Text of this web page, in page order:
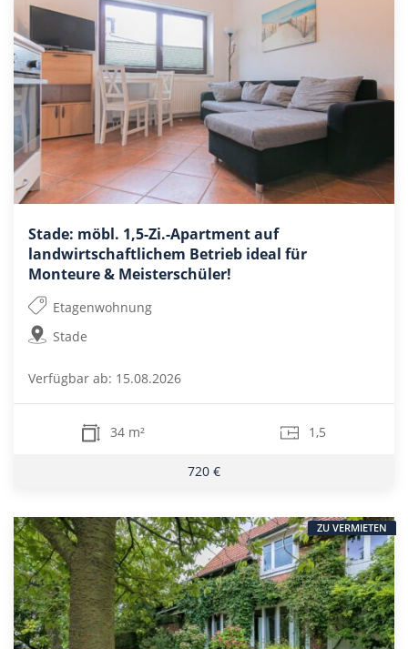
Stade: möbl. 1,5-Zi.-Apartment auf
landwirtschaftlichem Betrieb ideal für
Monteure & Meisterschüler!
Etagenwohnung
Stade
Verfügbar ab: 15.08.2026
34 m² 1,5
720 €
ZU VERMIETEN